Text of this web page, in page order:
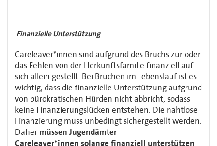
Finanzielle Unterstützung
Careleaver*innen sind aufgrund des Bruchs zur oder
das Fehlen von der Herkunftsfamilie finanziell auf
sich allein gestellt. Bei Brüchen im Lebenslauf istes
wichtig, dass die finanzielle Unterstützung aufgrund
von bürokratischen Hürden nicht abbricht, sodass
keine Finanzierungslücken entstehen. Die nahtlose
Finanzierung muss unbedingt sichergestellt werden.
Daher müssen Jugendämter
Careleaver*innen solange finanziell unterstützen